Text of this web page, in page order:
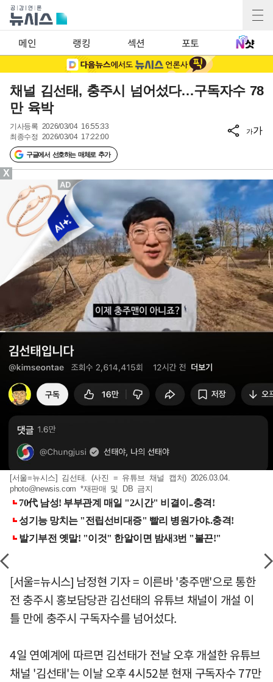
메인 랭킹 섹션 포토
채널 김선태, 충주시 넘어섰다…구독자수 78
만 육박
기사등록 2026/03/04 16:55:33
최종수정 2026/03/04 17:22:00
구글에서 선호하는 매체로 추가
가가
[서울=뉴시스] 김선태. (사진 = 유튜브 채널 캡처) 2026.03.04.
photo@newsis.com *재판매 및 DB 금지
[서울=뉴시스] 남정현 기자 = 이른바 '충주맨'으로 통한
전 충주시 홍보담당관 김선태의 유튜브 채널이 개설 이
틀 만에 충주시 구독자수를 넘어섰다.
4일 연예계에 따르면 김선태가 전날 오후 개설한 유튜브
채널 '김선태'는 이날 오후 4시52분 현재 구독자수 77만
X